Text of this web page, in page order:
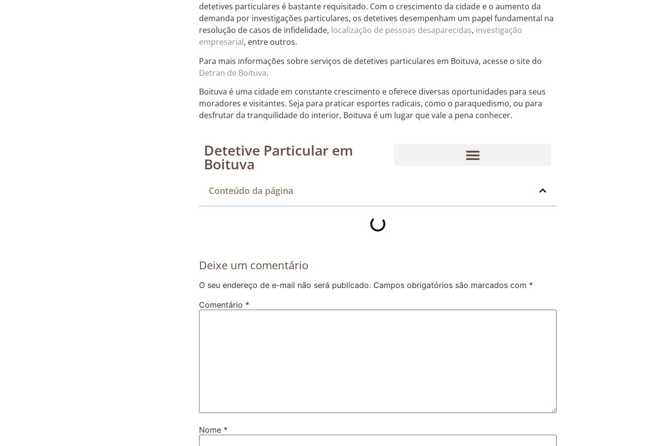
detetives particulares é bastante requisitado. Com o crescimento da cidade e o aumento da
demanda por investigações particulares, os detetives desempenham um papel fundamental na
resolução de casos de infidelidade, localização de pessoas desaparecidas, investigação
empresarial, entre outros.
Para mais informações sobre serviços de detetives particulares em Boituva, acesse o site do
Detran de Boituva.
Boituva é uma cidade em constante crescimento e oferece diversas oportunidades para seus
moradores e visitantes. Seja para praticar esportes radicais, como o paraquedismo, ou para
desfrutar da tranquilidade do interior, Boituva é um lugar que vale a pena conhecer.
Detetive Particular em
Boituva
Conteúdo da página
Deixe um comentário
O seu endereço de e-mail não será publicado. Campos obrigatórios são marcados com *
Comentário *
Nome *